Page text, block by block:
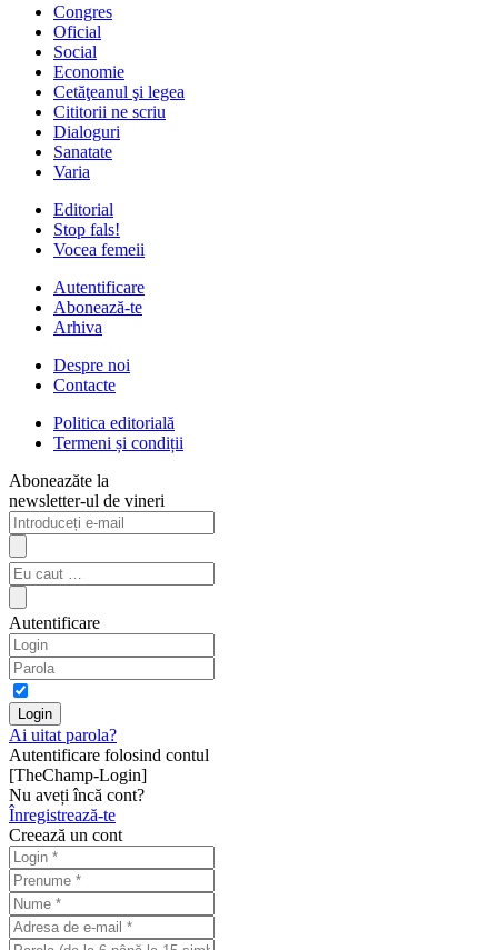
Congres
Oficial
Social
Economie
Cetăţeanul şi legea
Cititorii ne scriu
Dialoguri
Sanatate
Varia
Editorial
Stop fals!
Vocea femeii
Autentificare
Abonează-te
Arhiva
Despre noi
Contacte
Politica editorială
Termeni și condiții
Aboneazăte la
newsletter-ul de vineri
Autentificare
Ai uitat parola?
Autentificare folosind contul
[TheChamp-Login]
Nu aveți încă cont?
Înregistrează-te
Creează un cont